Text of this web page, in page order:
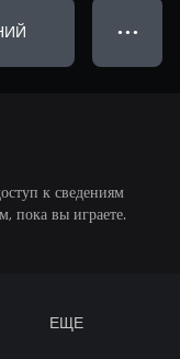
● ● ●
к сведениям
пока вы играете.
ЕЩЕ